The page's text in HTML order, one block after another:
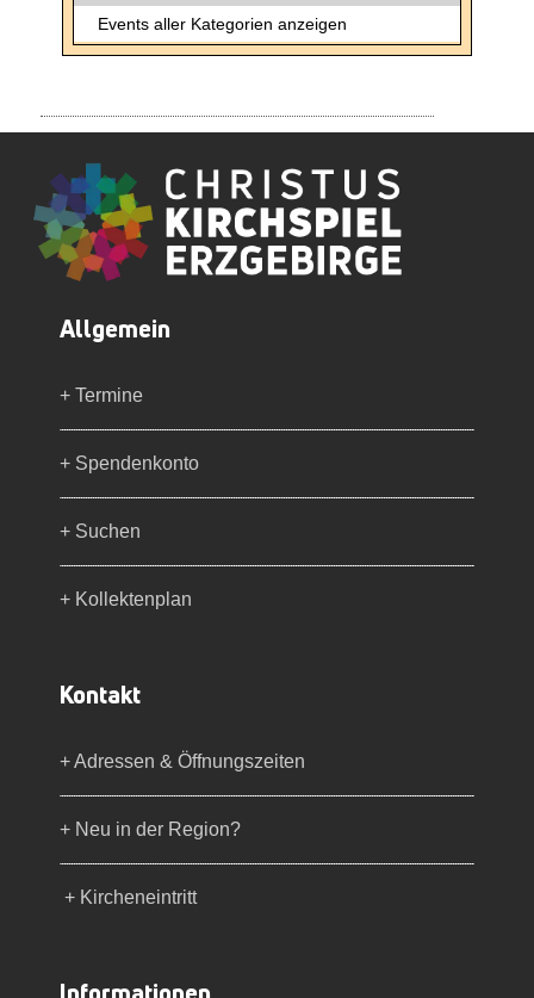
Events aller Kategorien anzeigen
Allgemein
+ Termine
+ Spendenkonto
+ Suchen
+ Kollektenplan
Kontakt
+ Adressen & Öffnungszeiten
+ Neu in der Region?
+ Kircheneintritt